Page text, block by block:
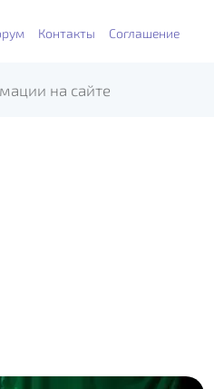
Контакты Соглашение